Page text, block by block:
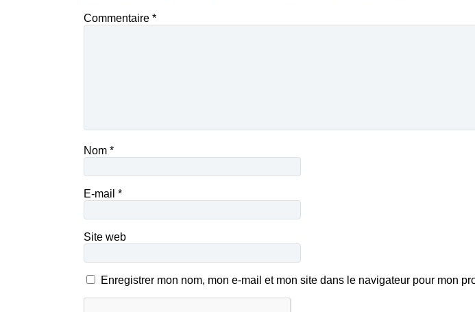
Commentaire *
Nom *
E-mail *
Site web
Enregistrer mon nom, mon e-mail et mon site dans le navigateur pour mon